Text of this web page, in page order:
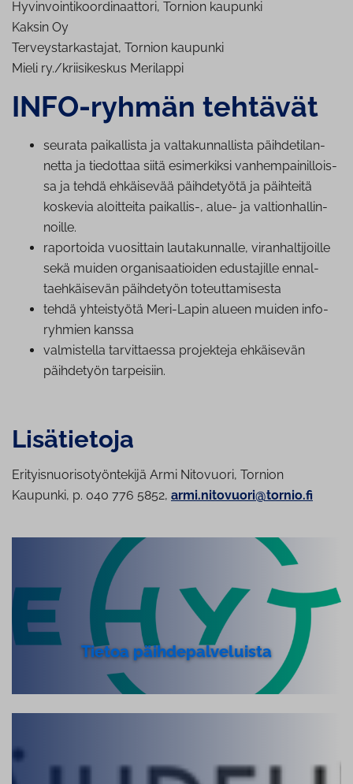
Hyvinvointikoordinaattori, Tornion kaupunki
Kaksin Oy
Terveystarkastajat, Tornion kaupunki
Mieli ry./kriisikeskus Merilappi
INFO-ryhmän tehtävät
seurata paikallista ja val­ta­kun­nal­lis­ta päih­de­ti­lan­
net­ta ja tiedottaa siitä esimerkiksi van­hem­pai­nil­lois­
sa ja tehdä ehkäisevää päihdetyötä ja päihteitä
koskevia aloitteita paikallis-, alue- ja val­tion­hal­lin­
noil­le.
raportoida vuosittain lau­ta­kun­nal­le, vi­ran­hal­ti­joil­le
sekä muiden or­ga­ni­saa­tioi­den edustajille en­nal­
taeh­käi­se­vän päihdetyön to­teut­ta­mi­ses­ta
tehdä yhteistyötä Meri-Lapin alueen muiden info-
ryhmien kanssa
valmistella tar­vit­taes­sa projekteja ehkäisevän
päihdetyön tarpeisiin.
Lisätietoja
Erityisnuorisotyöntekijä Armi Nitovuori, Tornion
Kaupunki, p. 040 776 5852, armi.nitovuori@tornio.fi
Tietoa päih­de­pal­ve­luis­ta